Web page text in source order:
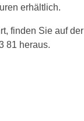
erhältlich.
finden Sie auf der
81 heraus.